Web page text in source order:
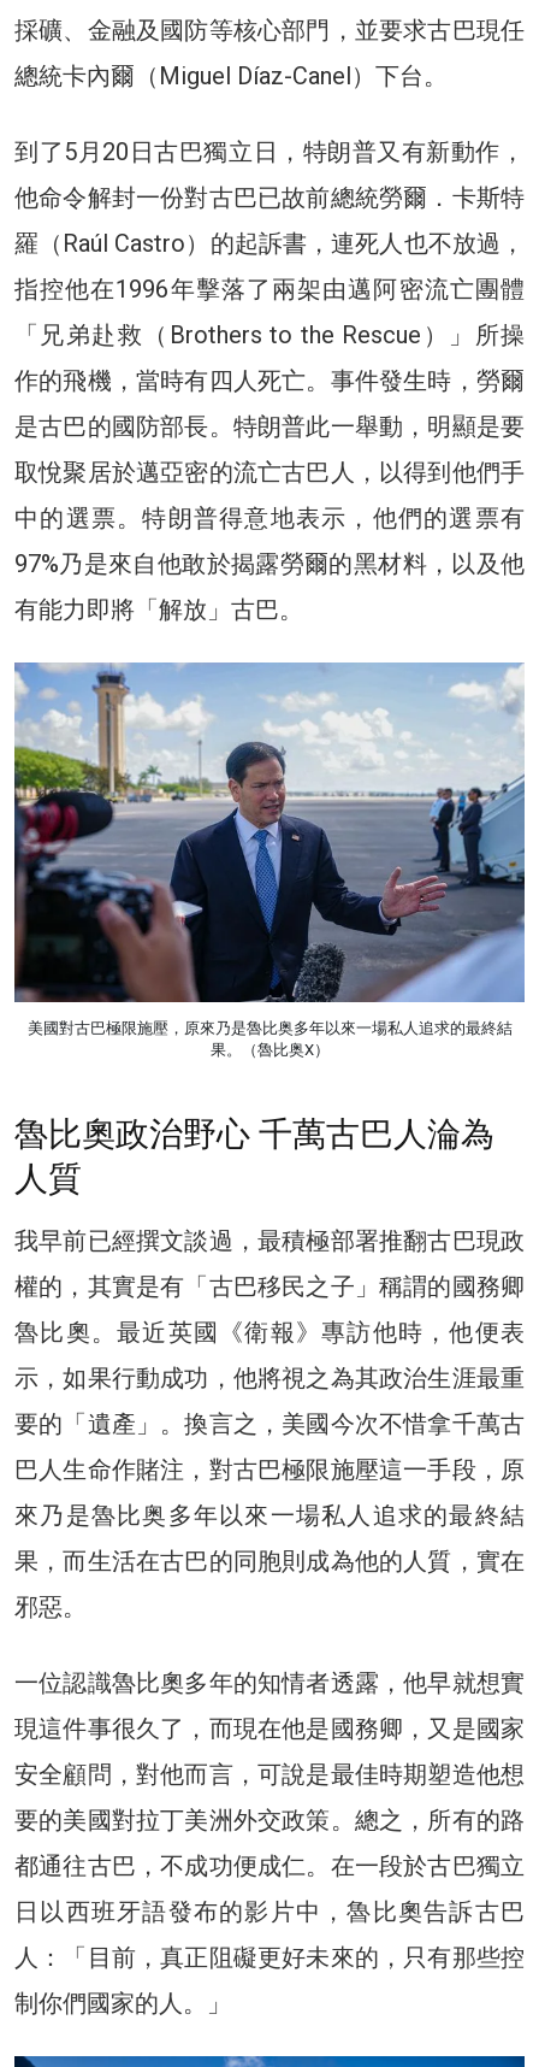
採礦、金融及國防等核心部門，並要求古巴現任
總統卡內爾（Miguel Díaz-Canel）下台。
到了5月20日古巴獨立日，特朗普又有新動作，
他命令解封一份對古巴已故前總統勞爾．卡斯特
羅（Raúl Castro）的起訴書，連死人也不放過，
指控他在1996年擊落了兩架由邁阿密流亡團體
「兄弟赴救（Brothers to the Rescue）」所操
作的飛機，當時有四人死亡。事件發生時，勞爾
是古巴的國防部長。特朗普此一舉動，明顯是要
取悅聚居於邁亞密的流亡古巴人，以得到他們手
中的選票。特朗普得意地表示，他們的選票有
97%乃是來自他敢於揭露勞爾的黑材料，以及他
有能力即將「解放」古巴。
美國對古巴極限施壓，原來乃是魯比奥多年以來一場私人追求的最終結
果。（魯比奥X）
魯比奧政治野心 千萬古巴人淪為
人質
我早前已經撰文談過，最積極部署推翻古巴現政
權的，其實是有「古巴移民之子」稱謂的國務卿
魯比奧。最近英國《衛報》專訪他時，他便表
示，如果行動成功，他將視之為其政治生涯最重
要的「遺產」。換言之，美國今次不惜拿千萬古
巴人生命作賭注，對古巴極限施壓這一手段，原
來乃是魯比奥多年以來一場私人追求的最終結
果，而生活在古巴的同胞則成為他的人質，實在
邪惡。
一位認識魯比奧多年的知情者透露，他早就想實
現這件事很久了，而現在他是國務卿，又是國家
安全顧問，對他而言，可說是最佳時期塑造他想
要的美國對拉丁美洲外交政策。總之，所有的路
都通往古巴，不成功便成仁。在一段於古巴獨立
日以西班牙語發布的影片中，魯比奧告訴古巴
人：「目前，真正阻礙更好未來的，只有那些控
制你們國家的人。」